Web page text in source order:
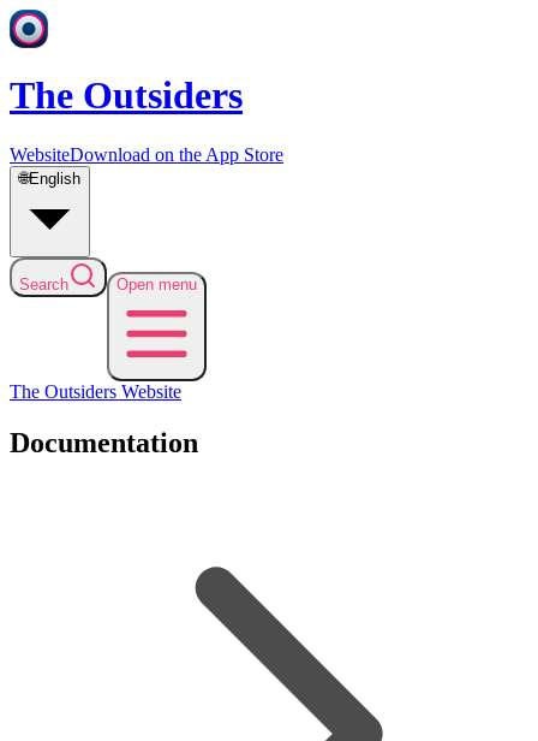
The Outsiders
WebsiteDownload on the App Store
🌐English
Search Open menu
The Outsiders Website
Documentation